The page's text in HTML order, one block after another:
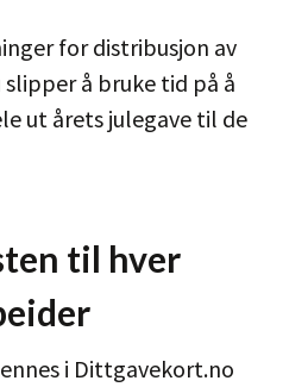
for distribusjon av
å bruke tid på å
ut årets julegave til de
til hver
i Dittgavekort.no